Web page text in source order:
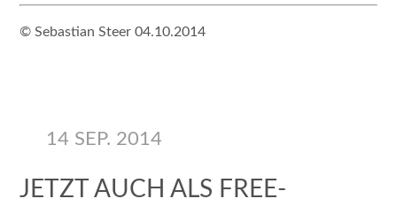
© Sebastian Steer 04.10.2014
14 SEP. 2014
JETZT AUCH ALS FREE-